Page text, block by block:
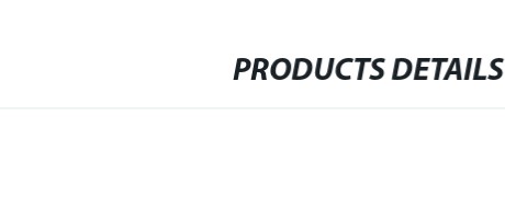
PRODUCTS DETAILS